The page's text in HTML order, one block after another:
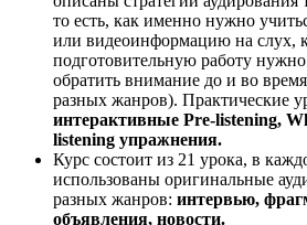
то есть, как именно нужно
или видеоинформацию на слух,
подготовительную работу нужно
обратить внимание до и во
разных жанров). Практические
интерактивные Pre-listening,
listening упражнения.
Курс состоит из 21 урока, в
использованы оригинальные
разных жанров: интервью,
объявления, новости.